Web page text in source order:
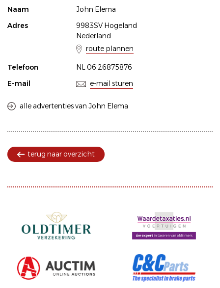
Naam
John Elema
Adres
9983SV Hogeland
Nederland
route plannen
Telefoon
NL 06 26875876
E-mail
e-mail sturen
alle advertenties van John Elema
terug naar overzicht